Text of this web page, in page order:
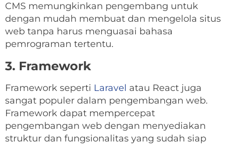
CMS memungkinkan pengembang untuk
dengan mudah membuat dan mengelola situs
web tanpa harus menguasai bahasa
pemrograman tertentu.
3. Framework
Framework seperti Laravel atau React juga
sangat populer dalam pengembangan web.
Framework dapat mempercepat
pengembangan web dengan menyediakan
struktur dan fungsionalitas yang sudah siap